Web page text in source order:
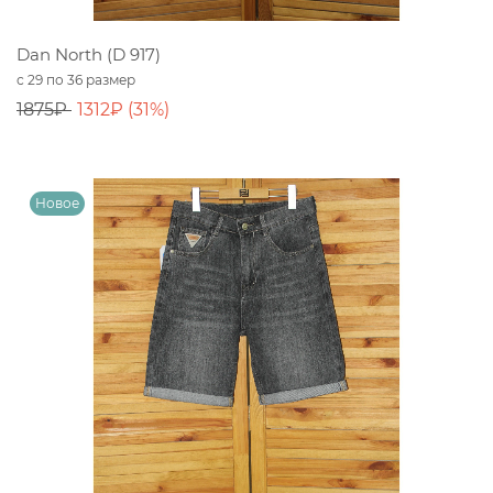
Dan North (D 917)
с 29 по 36 размер
1875₽ 1312₽ (31%)